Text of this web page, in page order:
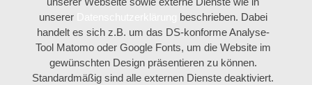
unserer
beschrieben. Dabei
handelt es sich z.B. um das DS-konforme Analyse-
Tool Matomo oder Google Fonts, um die Website im
gewünschten Design präsentieren zu können.
Standardmäßig sind alle externen Dienste deaktiviert.